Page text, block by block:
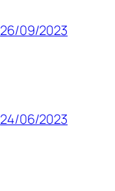
26/09/2023
24/06/2023